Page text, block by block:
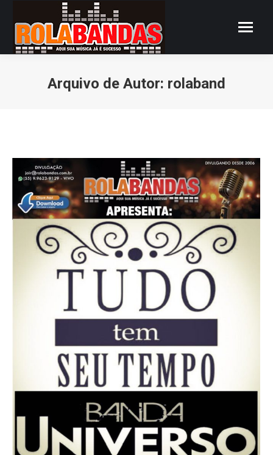
Arquivo de Autor: rolaband